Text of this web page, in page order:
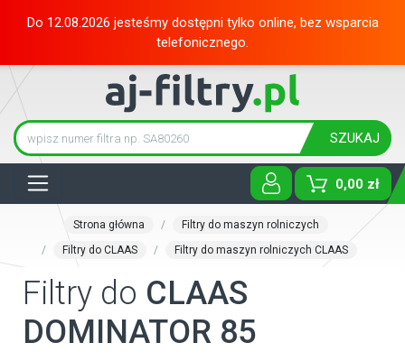
Do 12.08.2026 jesteśmy dostępni tylko online, bez wsparcia
telefonicznego.
SZUKAJ
0,00 zł
Strona główna
Filtry do maszyn rolniczych
Filtry do CLAAS
Filtry do maszyn rolniczych CLAAS
Filtry do CLAAS
DOMINATOR 85